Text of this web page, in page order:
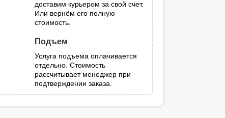
доставим курьером за свой счет.
Или вернём его полную
стоимость.
Подъем
Услуга подъема оплачивается
отдельно. Стоимость
рассчитывает менеджер при
подтверждении заказа.